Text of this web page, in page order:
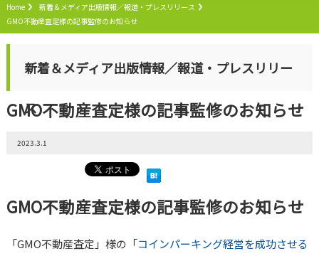
Home
新着＆メディア出版情報／報道・プレスリリース
GMO不動産査定様の記事監修のお知らせ
新着＆メディア出版情報／報道・プレスリリー
ス
GMO不動産査定様の記事監修のお知らせ
2023.3.1
GMO不動産査定様の記事監修のお知らせ
「GMO不動産査定」様の「コインパーキング経営を成功させる